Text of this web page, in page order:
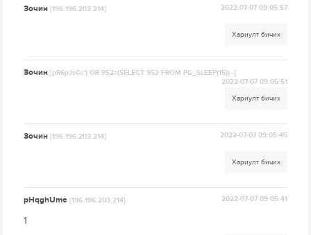
Зочин[196.196.203.214] 2022-07-07 09:05:57
Хариулт бичих
Зочин[pR6pJsGc') OR 952=(SELECT 952 FROM PG_SLEEP(15))--]
2022-07-07 09:05:51
Хариулт бичих
Зочин[196.196.203.214] 2022-07-07 09:05:45
Хариулт бичих
pHqghUme[196.196.203.214] 2022-07-07 09:05:41
1